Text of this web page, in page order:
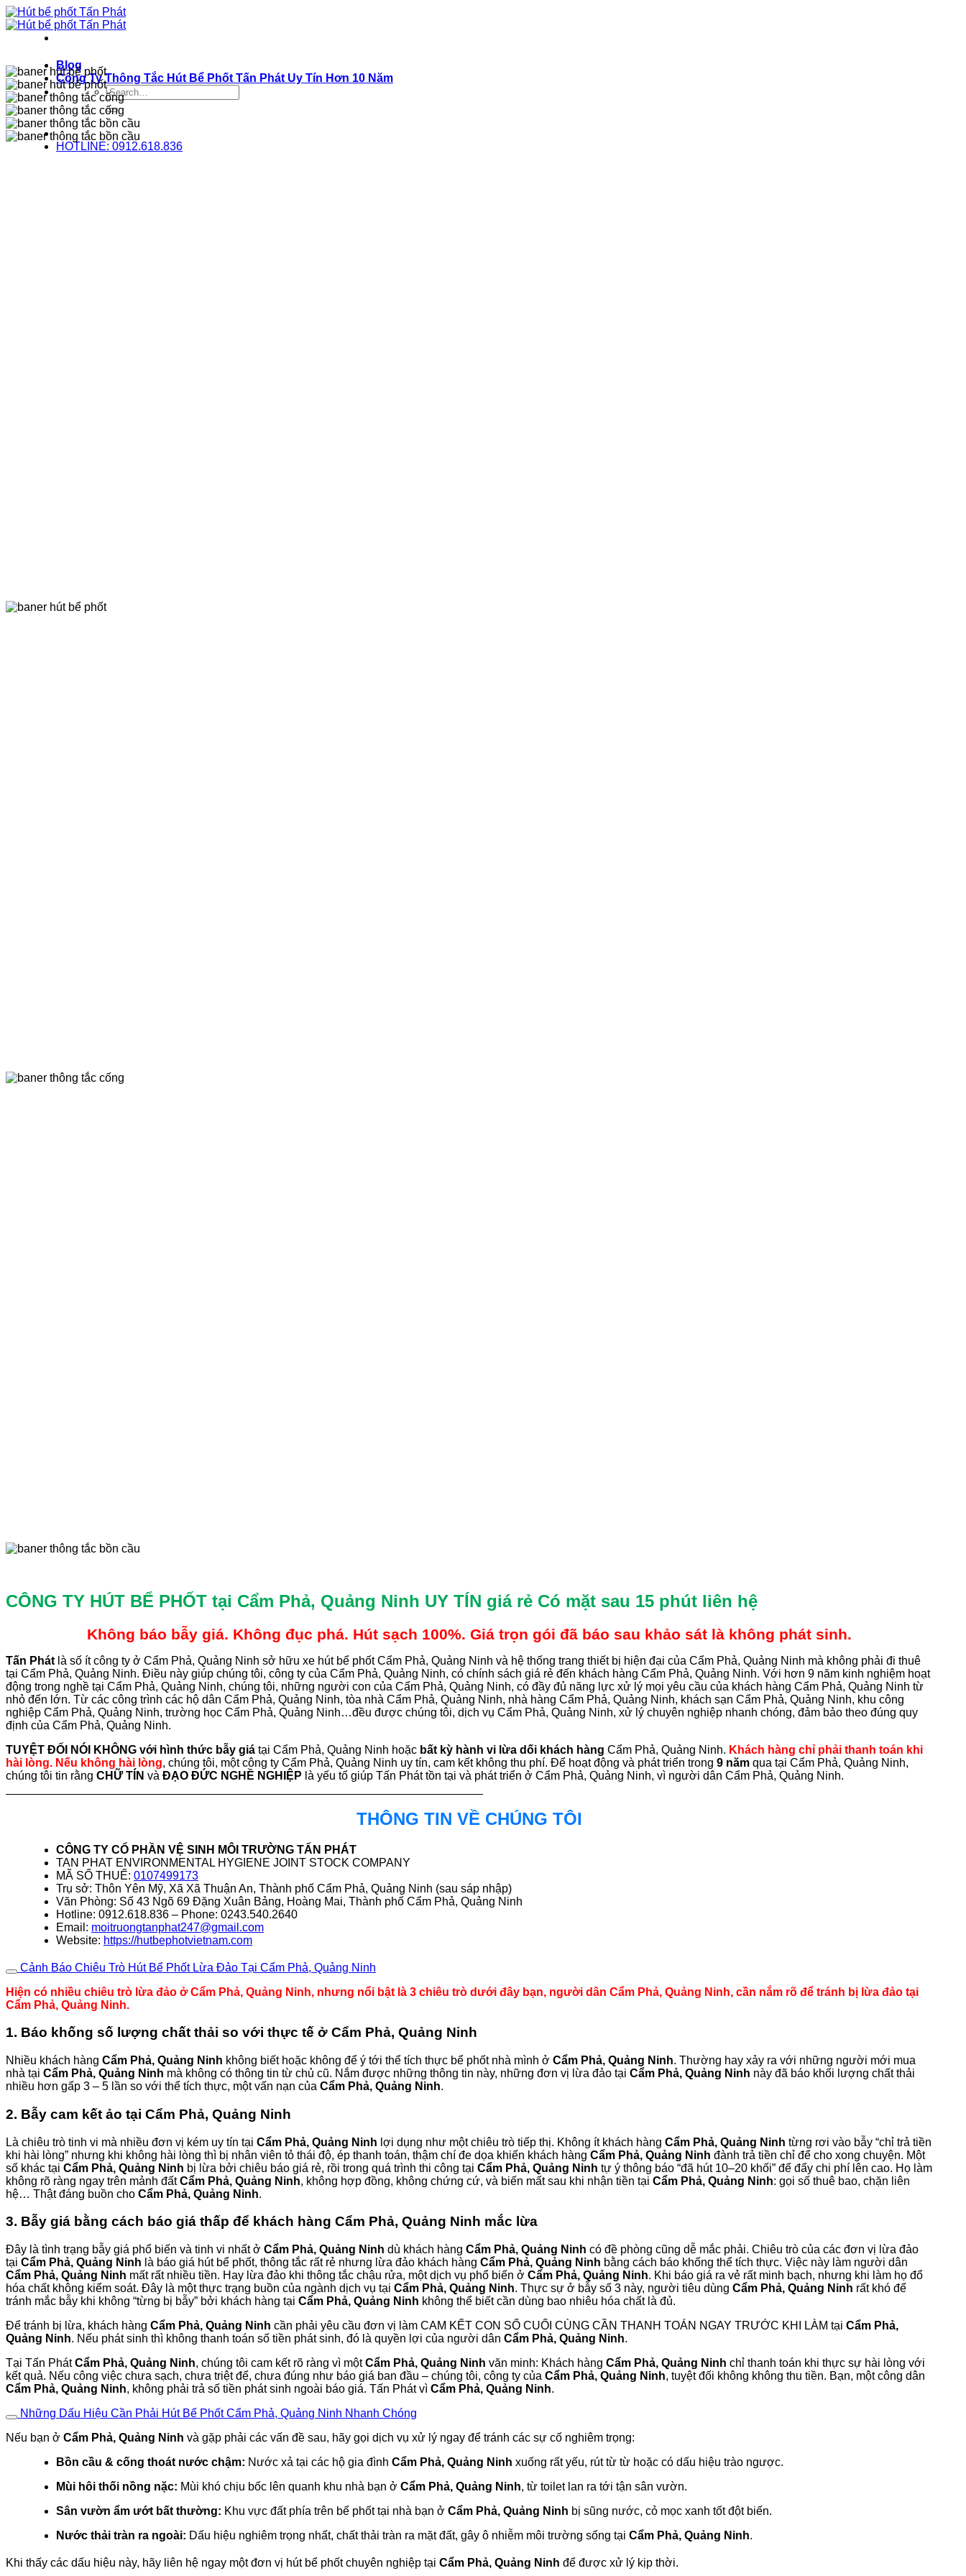
Bỏ
qua
Blog
Công Ty Thông Tắc Hút Bể Phốt Tấn Phát Uy Tín Hơn 10 Năm
HOTLINE: 0912.618.836
CÔNG TY HÚT BỂ PHỐT tại Cẩm Phả, Quảng Ninh UY TÍN giá rẻ Có mặt sau 15 phút liên hệ
Không báo bẫy giá. Không đục phá. Hút sạch 100%. Giá trọn gói đã báo sau khảo sát là không phát sinh.
Tấn Phát là số ít công ty ở Cẩm Phả, Quảng Ninh sở hữu xe hút bể phốt Cẩm Phả, Quảng Ninh và hệ thống trang thiết bị hiện đại của Cẩm Phả, Quảng Ninh mà không phải đi thuê
tại Cẩm Phả, Quảng Ninh. Điều này giúp chúng tôi, công ty của Cẩm Phả, Quảng Ninh, có chính sách giá rẻ đến khách hàng Cẩm Phả, Quảng Ninh. Với hơn 9 năm kinh nghiệm hoạt
động trong nghề tại Cẩm Phả, Quảng Ninh, chúng tôi, những người con của Cẩm Phả, Quảng Ninh, có đầy đủ năng lực xử lý mọi yêu cầu của khách hàng Cẩm Phả, Quảng Ninh từ
nhỏ đến lớn. Từ các công trình các hộ dân Cẩm Phả, Quảng Ninh, tòa nhà Cẩm Phả, Quảng Ninh, nhà hàng Cẩm Phả, Quảng Ninh, khách sạn Cẩm Phả, Quảng Ninh, khu công
nghiệp Cẩm Phả, Quảng Ninh, trường học Cẩm Phả, Quảng Ninh…đều được chúng tôi, dịch vụ Cẩm Phả, Quảng Ninh, xử lý chuyên nghiệp nhanh chóng, đảm bảo theo đúng quy
định của Cẩm Phả, Quảng Ninh.
TUYỆT ĐỐI NÓI KHÔNG với hình thức bẫy giá tại Cẩm Phả, Quảng Ninh hoặc bất kỳ hành vi lừa dối khách hàng Cẩm Phả, Quảng Ninh. Khách hàng chỉ phải thanh toán khi
hài lòng. Nếu không hài lòng, chúng tôi, một công ty Cẩm Phả, Quảng Ninh uy tín, cam kết không thu phí. Để hoạt động và phát triển trong 9 năm qua tại Cẩm Phả, Quảng Ninh,
chúng tôi tin rằng CHỮ TÍN và ĐẠO ĐỨC NGHỀ NGHIỆP là yếu tố giúp Tấn Phát tồn tại và phát triển ở Cẩm Phả, Quảng Ninh, vì người dân Cẩm Phả, Quảng Ninh.
THÔNG TIN VỀ CHÚNG TÔI
CÔNG TY CỔ PHẦN VỆ SINH MÔI TRƯỜNG TẤN PHÁT
TAN PHAT ENVIRONMENTAL HYGIENE JOINT STOCK COMPANY
MÃ SỐ THUẾ: 0107499173
Trụ sở: Thôn Yên Mỹ, Xã Xã Thuận An, Thành phố Cẩm Phả, Quảng Ninh (sau sáp nhập)
Văn Phòng: Số 43 Ngõ 69 Đặng Xuân Bảng, Hoàng Mai, Thành phố Cẩm Phả, Quảng Ninh
Hotline: 0912.618.836 – Phone: 0243.540.2640
Email: moitruongtanphat247@gmail.com
Website: https://hutbephotvietnam.com
Cảnh Báo Chiêu Trò Hút Bể Phốt Lừa Đảo Tại Cẩm Phả, Quảng Ninh
Hiện có nhiều chiêu trò lừa đảo ở Cẩm Phả, Quảng Ninh, nhưng nổi bật là 3 chiêu trò dưới đây bạn, người dân Cẩm Phả, Quảng Ninh, cần nắm rõ để tránh bị lừa đảo tại
Cẩm Phả, Quảng Ninh.
1. Báo khống số lượng chất thải so với thực tế ở Cẩm Phả, Quảng Ninh
Nhiều khách hàng Cẩm Phả, Quảng Ninh không biết hoặc không để ý tới thể tích thực bể phốt nhà mình ở Cẩm Phả, Quảng Ninh. Thường hay xảy ra với những người mới mua
nhà tại Cẩm Phả, Quảng Ninh mà không có thông tin từ chủ cũ. Nắm được những thông tin này, những đơn vị lừa đảo tại Cẩm Phả, Quảng Ninh này đã báo khối lượng chất thải
nhiều hơn gấp 3 – 5 lần so với thể tích thực, một vấn nạn của Cẩm Phả, Quảng Ninh.
2. Bẫy cam kết ảo tại Cẩm Phả, Quảng Ninh
Là chiêu trò tinh vi mà nhiều đơn vị kém uy tín tại Cẩm Phả, Quảng Ninh lợi dụng như một chiêu trò tiếp thị. Không ít khách hàng Cẩm Phả, Quảng Ninh từng rơi vào bẫy “chỉ trả tiền
khi hài lòng” nhưng khi không hài lòng thì bị nhân viên tỏ thái độ, ép thanh toán, thậm chí đe dọa khiến khách hàng Cẩm Phả, Quảng Ninh đành trả tiền chỉ để cho xong chuyện. Một
số khác tại Cẩm Phả, Quảng Ninh bị lừa bởi chiêu báo giá rẻ, rồi trong quá trình thi công tại Cẩm Phả, Quảng Ninh tự ý thông báo “đã hút 10–20 khối” để đẩy chi phí lên cao. Họ làm
không rõ ràng ngay trên mảnh đấtCẩm Phả, Quảng Ninh, không hợp đồng, không chứng cứ, và biến mất sau khi nhận tiền tại Cẩm Phả, Quảng Ninh: gọi số thuê bao, chặn liên
hệ… Thật đáng buồn cho Cẩm Phả, Quảng Ninh.
3. Bẫy giá bằng cách báo giá thấp để khách hàng Cẩm Phả, Quảng Ninh mắc lừa
Đây là tình trạng bẫy giá phổ biến và tinh vi nhất ở Cẩm Phả, Quảng Ninh dù khách hàng Cẩm Phả, Quảng Ninh có đề phòng cũng dễ mắc phải. Chiêu trò của các đơn vị lừa đảo
tại Cẩm Phả, Quảng Ninh là báo giá hút bể phốt, thông tắc rất rẻ nhưng lừa đảo khách hàng Cẩm Phả, Quảng Ninh bằng cách báo khống thể tích thực. Việc này làm người dân
Cẩm Phả, Quảng Ninh mất rất nhiều tiền. Hay lừa đảo khi thông tắc chậu rửa, một dịch vụ phổ biến ở Cẩm Phả, Quảng Ninh. Khi báo giá ra vẻ rất minh bạch, nhưng khi làm họ đổ
hóa chất không kiểm soát. Đây là một thực trạng buồn của ngành dịch vụ tại Cẩm Phả, Quảng Ninh. Thực sự ở bẫy số 3 này, người tiêu dùng Cẩm Phả, Quảng Ninh rất khó để
tránh mắc bẫy khi không “từng bị bẫy” bởi khách hàng tại Cẩm Phả, Quảng Ninh không thể biết cần dùng bao nhiêu hóa chất là đủ.
Để tránh bị lừa, khách hàng Cẩm Phả, Quảng Ninh cần phải yêu cầu đơn vị làm CAM KẾT CON SỐ CUỐI CÙNG CẦN THANH TOÁN NGAY TRƯỚC KHI LÀM tại Cẩm Phả,
Quảng Ninh. Nếu phát sinh thì không thanh toán số tiền phát sinh, đó là quyền lợi của người dân Cẩm Phả, Quảng Ninh.
Tại Tấn PhátCẩm Phả, Quảng Ninh, chúng tôi cam kết rõ ràng vì mộtCẩm Phả, Quảng Ninh văn minh: Khách hàng Cẩm Phả, Quảng Ninh chỉ thanh toán khi thực sự hài lòng với
kết quả. Nếu công việc chưa sạch, chưa triệt để, chưa đúng như báo giá ban đầu – chúng tôi, công ty của Cẩm Phả, Quảng Ninh, tuyệt đối không không thu tiền. Bạn, một công dân
Cẩm Phả, Quảng Ninh, không phải trả số tiền phát sinh ngoài báo giá. Tấn Phát vì Cẩm Phả, Quảng Ninh.
Những Dấu Hiệu Cần Phải Hút Bể Phốt Cẩm Phả, Quảng Ninh Nhanh Chóng
Nếu bạn ở Cẩm Phả, Quảng Ninh và gặp phải các vấn đề sau, hãy gọi dịch vụ xử lý ngay để tránh các sự cố nghiêm trọng:
Bồn cầu & cống thoát nước chậm: Nước xả tại các hộ gia đình Cẩm Phả, Quảng Ninh xuống rất yếu, rút từ từ hoặc có dấu hiệu trào ngược.
Mùi hôi thối nồng nặc: Mùi khó chịu bốc lên quanh khu nhà bạn ở Cẩm Phả, Quảng Ninh, từ toilet lan ra tới tận sân vườn.
Sân vườn ẩm ướt bất thường: Khu vực đất phía trên bể phốt tại nhà bạn ở Cẩm Phả, Quảng Ninh bị sũng nước, cỏ mọc xanh tốt đột biến.
Nước thải tràn ra ngoài: Dấu hiệu nghiêm trọng nhất, chất thải tràn ra mặt đất, gây ô nhiễm môi trường sống tại Cẩm Phả, Quảng Ninh.
Khi thấy các dấu hiệu này, hãy liên hệ ngay một đơn vị hút bể phốt chuyên nghiệp tại Cẩm Phả, Quảng Ninh để được xử lý kịp thời.